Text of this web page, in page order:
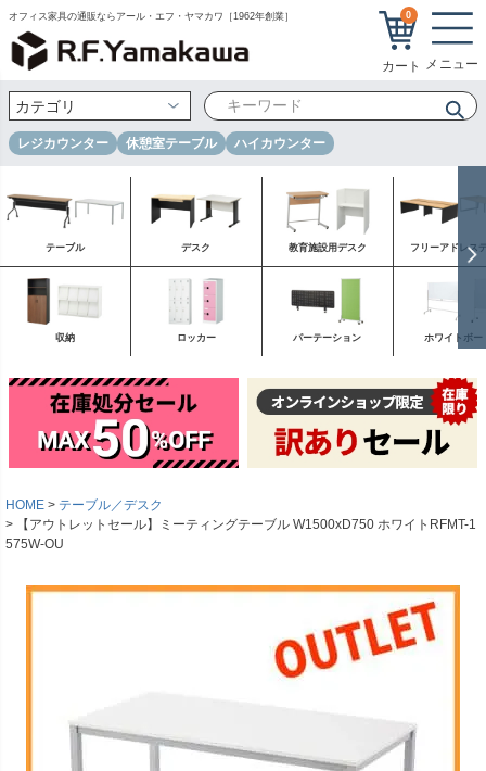
オフィス家具の通販ならアール・エフ・ヤマカワ［1962年創業］ 0
レジカウンター 休憩室テーブル ハイカウンター
テーブル デスク 教育施設用デスク フリーアドレス
収納 ロッカー パーテーション ホワイトボー
HOME
テーブル／デスク
【アウトレットセール】ミーティングテーブル W1500xD750 ホワイトRFMT-1
575W-OU